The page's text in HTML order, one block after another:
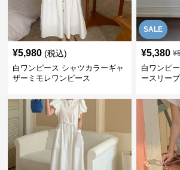
¥5,980 (税込)
白ワンピース シャツカラーギャ
ザーミモレワンピース
SALE
¥5,380 ¥
白ワンピ
ースリー